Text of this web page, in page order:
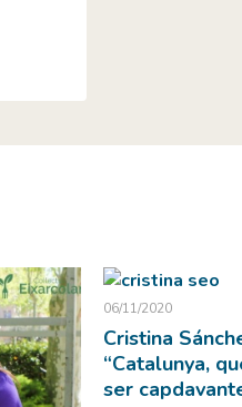
06/11/2020
Cristina
“Catalunya,
ser